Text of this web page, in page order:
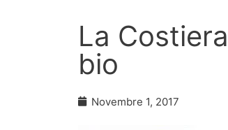
La
bio
Novembre 1, 2017